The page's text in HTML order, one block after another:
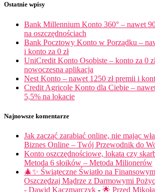
Ostatnie wpisy
Bank Millennium Konto 360° – nawet
na oszczędnościach
Bank Pocztowy Konto w Porządku –
i konto za 0 zł
UniCredit Konto Osobiste – konto za 0
nowoczesna aplikacja
Nest Konto – nawet 1250 zł premii i
Credit Agricole Konto dla Ciebie –
5,5% na lokacie
Najnowsze komentarze
Jak zacząć zarabiać online, nie mając
Biznes Online – Twój Przewodnik do
Konto oszczędnościowe, lokata czy
Metoda 6 słoików – Metoda Milionerów
🎄✨ Świąteczne Światło na
Oszczędzaj Mądrze z Darmowymi
- Dawid Kaczmarczyk - 🌟 Przed